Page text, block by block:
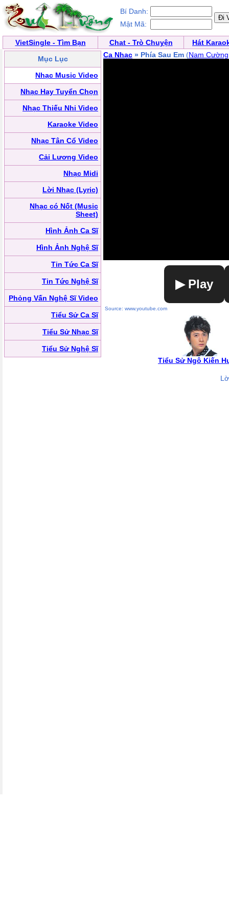
Bí Danh:
Mật Mã:
VietSingle - Tìm Bạn Chat - Trò Chuyện
Hát
Mục Lục
Nhạc Music Video
Nhạc Hay Tuyển Chọn
Nhạc Thiếu Nhi Video
Karaoke Video
Nhạc Tân Cổ Video
Cải Lương Video
Nhạc Midi
Lời Nhạc (Lyric)
Nhạc có Nốt (Music
Sheet)
Hình Ảnh Ca Sĩ
Hình Ảnh Nghệ Sĩ
Tin Tức Ca Sĩ
Tin Tức Nghệ Sĩ
Phỏng Vấn Nghệ Sĩ Video
Tiểu Sử Ca Sĩ
Tiểu Sử Nhạc Sĩ
Tiểu Sử Nghệ Sĩ
Ca Nhạc » Phía Sau Em (Nam Cường
▶ Play
Source: www.youtube.com
Tiểu Sử Ngô Kiến